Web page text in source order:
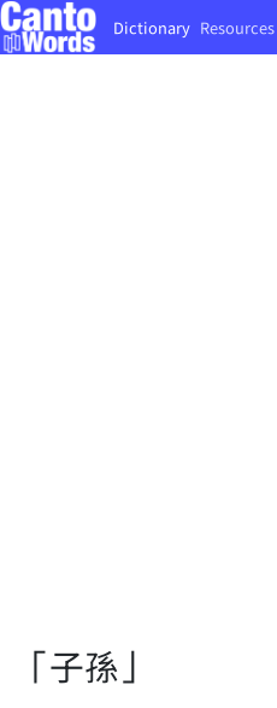
Dictionary Resources
「子孫」